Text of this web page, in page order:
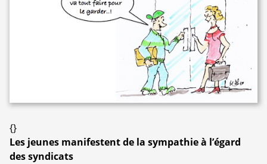
{}
Les jeunes manifestent de la sympathie à l’égard
des syndicats